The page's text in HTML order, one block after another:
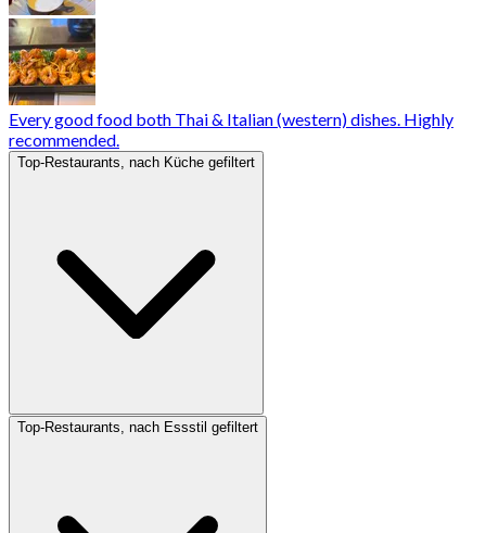
Every good food both Thai & Italian (western) dishes. Highly
recommended.
Top-Restaurants, nach Küche gefiltert
Top-Restaurants, nach Essstil gefiltert